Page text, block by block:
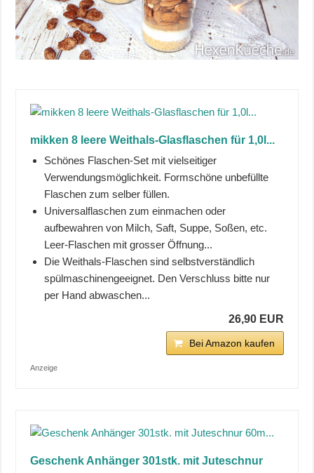
mikken 8 leere Weithals-Glasflaschen für 1,0l...
Schönes Flaschen-Set mit vielseitiger
Verwendungsmöglichkeit. Formschöne unbefüllte
Flaschen zum selber füllen.
Universalflaschen zum einmachen oder
aufbewahren von Milch, Saft, Suppe, Soßen, etc.
Leer-Flaschen mit grosser Öffnung...
Die Weithals-Flaschen sind selbstverständlich
spülmaschinengeeignet. Den Verschluss bitte nur
per Hand abwaschen...
26,90 EUR
Bei Amazon kaufen
Anzeige
Geschenk Anhänger 301stk. mit Juteschnur